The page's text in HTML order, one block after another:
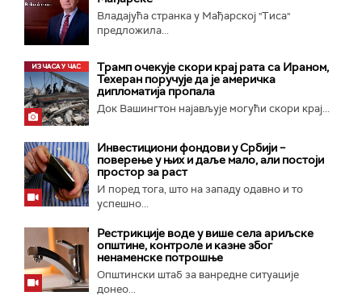
Владајућа странка у Мађарској "Тиса"
предложила...
Трамп очекује скори крај рата са Ираном,
Техеран поручује да је америчка
дипломатија пропала
Док Вашингтон најављује могући скори крај...
Инвестициони фондови у Србији –
поверење у њих и даље мало, али постоји
простор за раст
И поред тога, што на западу одавно и то
успешно...
Рестрикције воде у више села ариљске
општине, контроле и казне због
ненаменске потрошње
Општински штаб за ванредне ситуације
донео...